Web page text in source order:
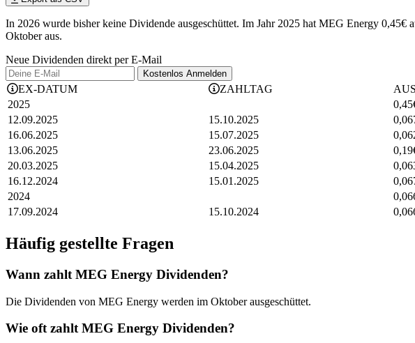
In 2026 wurde bisher keine Dividende ausgeschüttet. Im Jahr 2025 hat MEG Energy 0,45€
Oktober aus.
Neue Dividenden direkt per E-Mail
Kostenlos Anmelden
EX-DATUM ZAHLTAG
2025
0,45
12.09.2025
15.10.2025
16.06.2025
15.07.2025
13.06.2025
23.06.2025 0,19
20.03.2025
15.04.2025
16.12.2024
15.01.2025
2024
17.09.2024
15.10.2024
Häufig gestellte Fragen
Wann zahlt MEG Energy Dividenden?
Die Dividenden von MEG Energy werden im Oktober ausgeschüttet.
Wie oft zahlt MEG Energy Dividenden?